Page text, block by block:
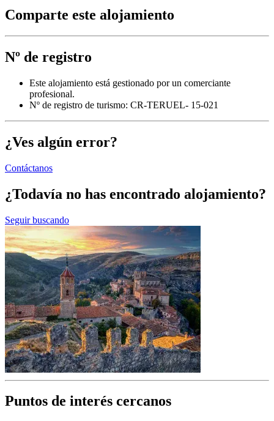
Comparte este alojamiento
Nº de registro
Este alojamiento está gestionado por un comerciante
profesional.
Nº de registro de turismo: CR-TERUEL- 15-021
¿Ves algún error?
Contáctanos
¿Todavía no has encontrado alojamiento?
Seguir buscando
Puntos de interés cercanos